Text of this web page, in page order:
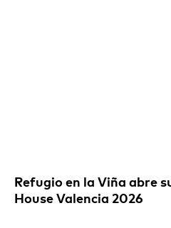
Refugio en la Viña abre
House Valencia 2026